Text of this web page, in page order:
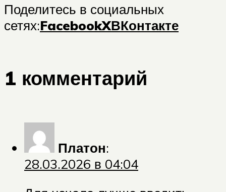
Поделитесь в социальных
сетях:FacebookXВКонтакте
1 комментарий
Платон:
28.03.2026 в 04:04